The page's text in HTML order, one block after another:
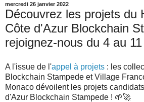
mercredi 26 janvier 2022
Découvrez les projets du
Côte d'Azur Blockchain
rejoignez-nous du 4 au
A l'issue de l'appel à projets : les
Blockchain Stampede et Village
Monaco dévoilent les projets
d'Azur Blockchain Stampede ! 🌱🚀